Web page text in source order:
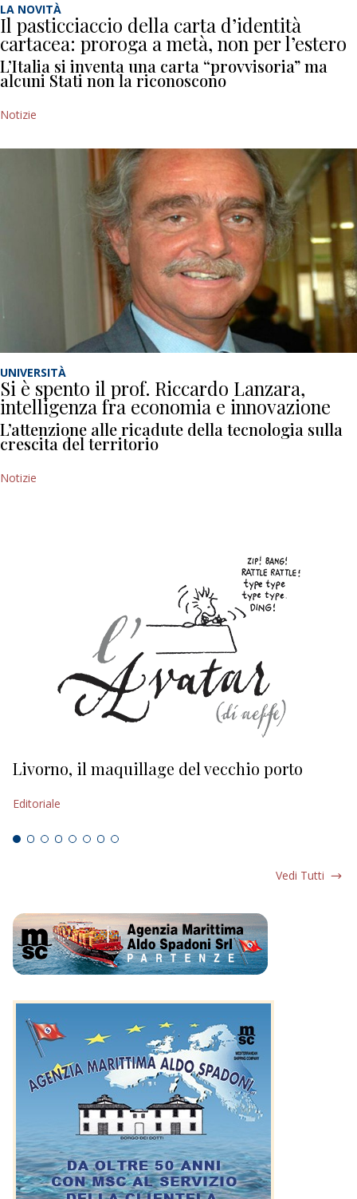
LA NOVITÀ
Il pasticciaccio della carta d’identità
cartacea: proroga a metà, non per l’estero
L’Italia si inventa una carta “provvisoria” ma
alcuni Stati non la riconoscono
Notizie
UNIVERSITÀ
Si è spento il prof. Riccardo Lanzara,
intelligenza fra economia e innovazione
L’attenzione alle ricadute della tecnologia sulla
crescita del territorio
Notizie
Livorno, il maquillage del vecchio porto
Editoriale
Vedi Tutti